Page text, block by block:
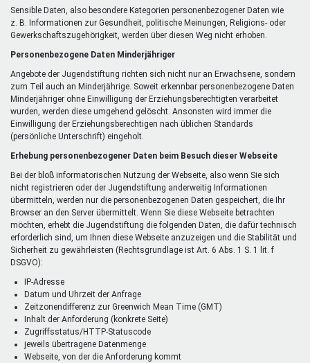
Sensible Daten, also besondere Kategorien personenbezogener Daten wie
z. B. Informationen zur Gesundheit, politische Meinungen, Religions- oder
Gewerkschaftszugehörigkeit, werden über diesen Weg nicht erhoben.
Personenbezogene Daten Minderjähriger
Angebote der Jugendstiftung richten sich nicht nur an Erwachsene, sondern
zum Teil auch an Minderjährige. Soweit erkennbar personenbezogene Daten
Minderjähriger ohne Einwilligung der Erziehungsberechtigten verarbeitet
wurden, werden diese umgehend gelöscht. Ansonsten wird immer die
Einwilligung der Erziehungsberechtigen nach üblichen Standards
(persönliche Unterschrift) eingeholt.
Erhebung personenbezogener Daten beim Besuch dieser Webseite
Bei der bloß informatorischen Nutzung der Webseite, also wenn Sie sich
nicht registrieren oder der Jugendstiftung anderweitig Informationen
übermitteln, werden nur die personenbezogenen Daten gespeichert, die Ihr
Browser an den Server übermittelt. Wenn Sie diese Webseite betrachten
möchten, erhebt die Jugendstiftung die folgenden Daten, die dafür technisch
erforderlich sind, um Ihnen diese Webseite anzuzeigen und die Stabilität und
Sicherheit zu gewährleisten (Rechtsgrundlage ist Art. 6 Abs. 1 S. 1 lit. f
DSGVO):
IP-Adresse
Datum und Uhrzeit der Anfrage
Zeitzonendifferenz zur Greenwich Mean Time (GMT)
Inhalt der Anforderung (konkrete Seite)
Zugriffsstatus/HTTP-Statuscode
jeweils übertragene Datenmenge
Webseite, von der die Anforderung kommt